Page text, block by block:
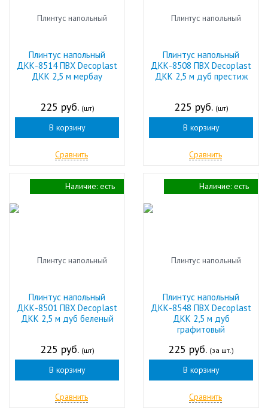
Плинтус напольный
ДКК-8514 ПВХ Decoplast
ДКК 2,5 м мербау
225 руб. (шт)
В корзину
Сравнить
Плинтус напольный
ДКК-8508 ПВХ Decoplast
ДКК 2,5 м дуб престиж
225 руб. (шт)
В корзину
Сравнить
Плинтус напольный
ДКК-8501 ПВХ Decoplast
ДКК 2,5 м дуб беленый
225 руб. (шт)
В корзину
Сравнить
Наличие: есть
Плинтус напольный
ДКК-8548 ПВХ Decoplast
ДКК 2,5 м дуб
графитовый
225 руб. (за шт.)
В корзину
Сравнить
Наличие: есть